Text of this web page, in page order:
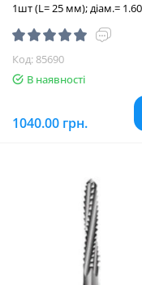
1шт (L= 25 мм); діам.=
роб.част.= 9.0 мм (Edenta/
Едента)
Код: 85690
В наявності
1040.00 грн.